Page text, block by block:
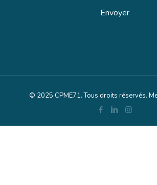
© 2025 CPME71. Tous droits réservés.